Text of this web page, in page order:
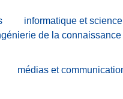
informatique et
de la connaissance
médias et